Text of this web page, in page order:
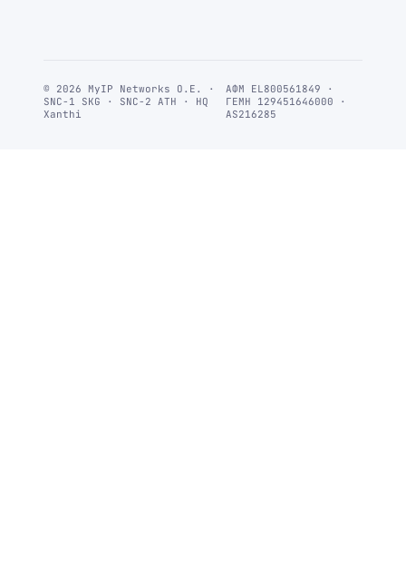
© 2026 MyIP Networks Ο.Ε. ·
SNC-1 SKG · SNC-2 ATH · HQ
Xanthi
ΑΦΜ EL800561849 ·
ΓΕΜΗ 129451646000 ·
AS216285